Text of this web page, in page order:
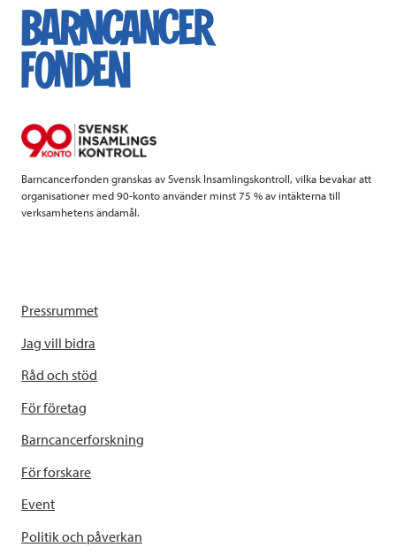
e
b
k
t
t
k
e
Barncancerfonden granskas av Svensk Insamlingskontroll, vilka bevakar att
organisationer med 90-konto använder minst 75 % av intäkterna till
verksamhetens ändamål.
Pressrummet
Jag vill bidra
Råd och stöd
För företag
Barncancerforskning
För forskare
Event
Politik och påverkan